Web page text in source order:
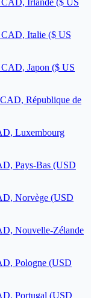
CAD, Irlande ($ US
CAD, Italie ($ US
CAD, Japon ($ US
République de
Luxembourg
Pays-Bas (USD
Norvège (USD
Nouvelle-Zélande
Pologne (USD
Portugal (USD